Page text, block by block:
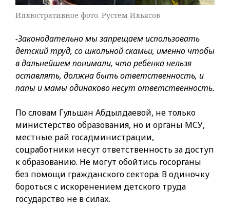
Иллюстративное фото. Рустем Ильясов
-Законодательно мы запрещаем использовать
детский труд, со школьной скамьи, именно чтобы
в дальнейшем понимали, что ребенка нельзя
оставлять, должна быть ответственность, и
папы и мамы одинаково несут ответственность.
По словам Гульшан Абдылдаевой, не только
министерство образования, но и органы МСУ,
местные рай госадминистрации,
соцработники несут ответственность за доступ
к образованию. Не могут обойтись госорганы
без помощи гражданского сектора. В одиночку
бороться с искоренением детского труда
государство не в силах.